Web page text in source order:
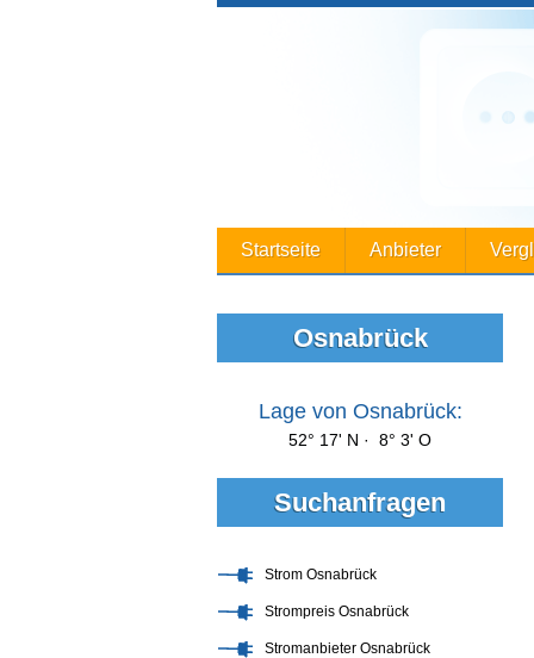
Startseite Anbieter
Osnabrück
Lage von Osnabrück:
52° 17' N · 8° 3' O
Suchanfragen
Strom Osnabrück
Strompreis Osnabrück
Stromanbieter Osnabrück